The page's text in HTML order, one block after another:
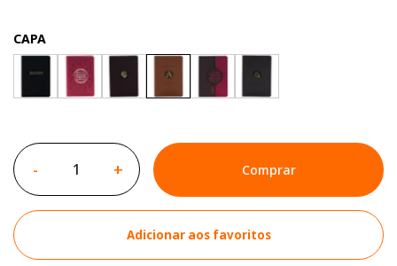
CAPA
- + Comprar
Adicionar aos favoritos